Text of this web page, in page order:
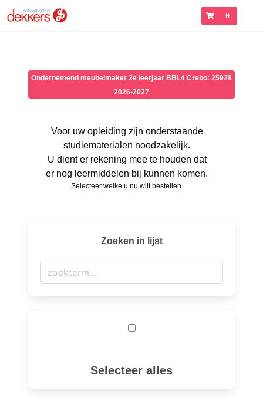
0
Ondernemend meubelmaker 2e leerjaar BBL4 Crebo: 25928
2026-2027
Voor uw opleiding zijn onderstaande
studiematerialen noodzakelijk.
U dient er rekening mee te houden dat
er nog leermiddelen bij kunnen komen.
Selecteer welke u nu wilt bestellen.
Zoeken in lijst
Selecteer alles